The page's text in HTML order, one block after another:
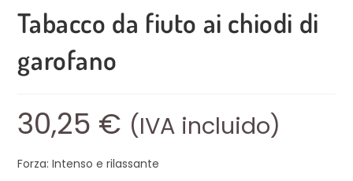
Tabacco da fiuto ai chiodi di
garofano
30,25 € (IVA incluido)
Forza: Intenso e rilassante